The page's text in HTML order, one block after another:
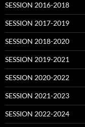
SESSION 2016-2018
SESSION 2017-2019
SESSION 2018-2020
SESSION 2019-2021
SESSION 2020-2022
SESSION 2021-2023
SESSION 2022-2024